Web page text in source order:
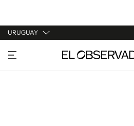
URUGUAY
URUGUAY
ARGENTINA